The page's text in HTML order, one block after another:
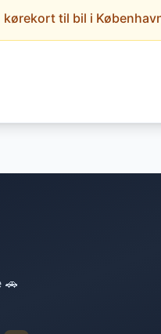
til bil i
🚗